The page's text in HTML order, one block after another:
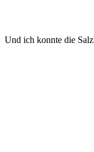
Und ich konnte die